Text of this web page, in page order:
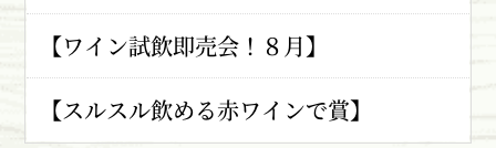
【ワイン試飲即売会！８月】
【スルスル飲める赤ワインで賞】